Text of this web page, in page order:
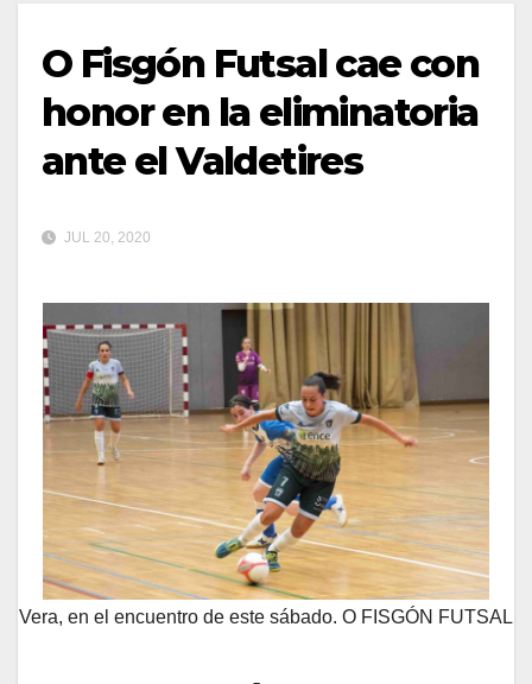
O Fisgón Futsal cae con
honor en la eliminatoria
ante el Valdetires
JUL 20, 2020
Vera, en el encuentro de este sábado. O FISGÓN FUTSAL